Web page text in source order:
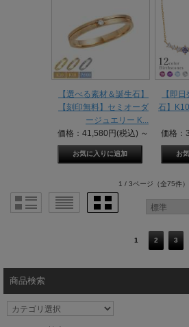
【選べる素材＆誕生石】
【刻印無料】セミオーダ
ージュエリー K...
価格：41,580円(税込) ～
【即
石】
価格：
1 / 3ページ （全75件）
1 2 3
商品検索